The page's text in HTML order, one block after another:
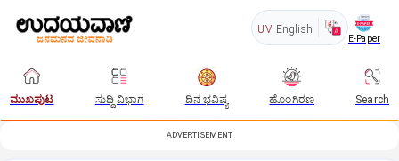
UV English
E-Paper
ಮುಖಪುಟ ಸುದ್ದಿ ವಿಭಾಗ ದಿನ ಭವಿಷ್ಯ ಹೊಂಗಿರಣ Search
ADVERTISEMENT